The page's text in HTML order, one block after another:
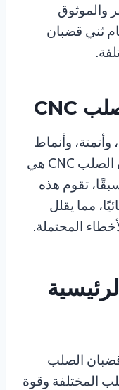
والموثوق
ثني قضبان
وأنماط
ثني معقدة، تعتبر آلات ثني قضبان الصلب CNC هي
تقوم هذه
مما يقلل
المحتملة.
الصلب
المختلفة وقوة